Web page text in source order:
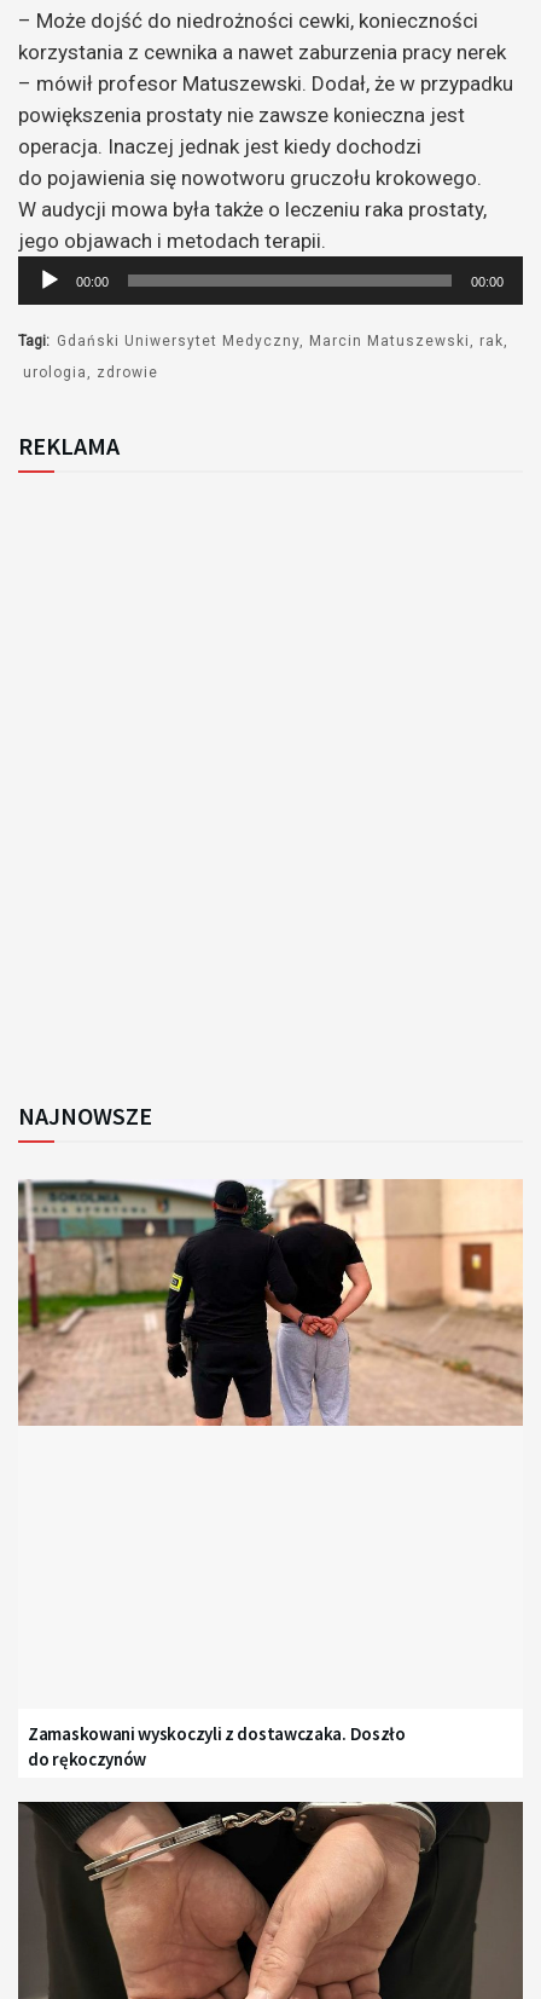
– Może dojść do niedrożności cewki, konieczności
korzystania z cewnika a nawet zaburzenia pracy nerek
– mówił profesor Matuszewski. Dodał, że w przypadku
powiększenia prostaty nie zawsze konieczna jest
operacja. Inaczej jednak jest kiedy dochodzi
do pojawienia się nowotworu gruczołu krokowego.
W audycji mowa była także o leczeniu raka prostaty,
jego objawach i metodach terapii.
Odtwarzacz
plików
dźwiękowych
00:00 00:00
Tagi: Gdański Uniwersytet Medyczny Marcin Matuszewski
rak
urologia
zdrowie
REKLAMA
NAJNOWSZE
Zamaskowani wyskoczyli z dostawczaka. Doszło
do rękoczynów